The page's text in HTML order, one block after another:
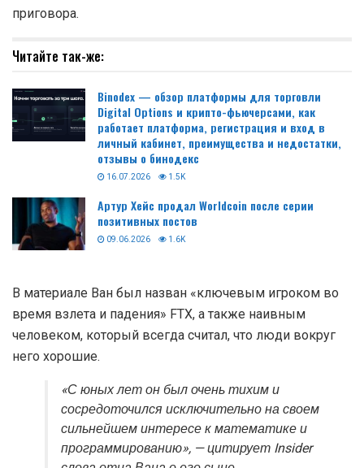
приговора.
Читайте так-же:
Binodex — обзор платформы для торговли
Digital Options и крипто-фьючерсами, как
работает платформа, регистрация и вход в
личный кабинет, преимущества и недостатки,
отзывы о бинодекс
16.07.2026 1.5K
Артур Хейс продал Worldcoin после серии
позитивных постов
09.06.2026 1.6K
В материале Ван был назван «ключевым игроком во
время взлета и падения» FTX, а также наивным
человеком, который всегда считал, что люди вокруг
него хорошие.
«С юных лет он был очень тихим и
сосредоточился исключительно на своем
сильнейшем интересе к математике и
программированию», — цитирует Insider